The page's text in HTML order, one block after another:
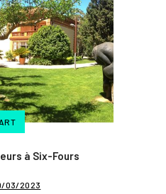
à Six-Fours
03/2023